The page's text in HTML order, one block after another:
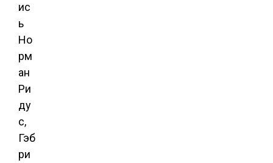
ис
ь
Но
рм
ан
Ри
ду
с,
Гэб
ри